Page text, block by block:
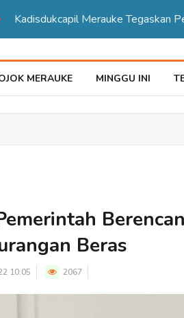
Kadisdukcapil Merauke Tegaskan
MERAUKE MINGGU INI
Beras
10:05 2067